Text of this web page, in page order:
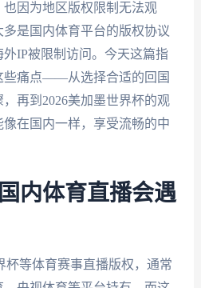
因为地区版权限制无法观
是国内体育平台的版权协议
IP被限制访问。今天这篇指
些痛点——从选择合适的回国
再到2026美加墨世界杯的观
在国内一样，享受流畅的中
内体育直播会遇
杯等体育赛事直播版权，通常